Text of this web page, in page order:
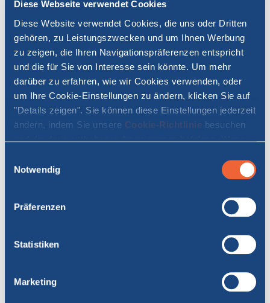
Diese Webseite verwendet Cookies
Diese Website verwendet Cookies, die uns oder Dritten
gehören, zu Leistungszwecken und um Ihnen Werbung
zu zeigen, die Ihren Navigationspräferenzen entspricht
und die für Sie von Interesse sein könnte. Um mehr
darüber zu erfahren, wie wir Cookies verwenden, oder
um Ihre Cookie-Einstellungen zu ändern, klicken Sie auf
"Details zeigen". Sie können diese Einstellungen jederzeit
ändern, indem Sie unsere Cookie-Richtlinie besuchen
und die darin enthaltenen Anweisungen befolgen. Wenn
erklären Sie sich damit einverstanden, dass Cookies auf
Notwendig
Präferenzen
Statistiken
Marketing
INFORMIEREN SIE SICH ÜBER DIE
Die anderen Strecken